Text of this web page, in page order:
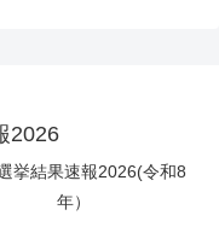
2026
挙結果速報2026(令和8
年）